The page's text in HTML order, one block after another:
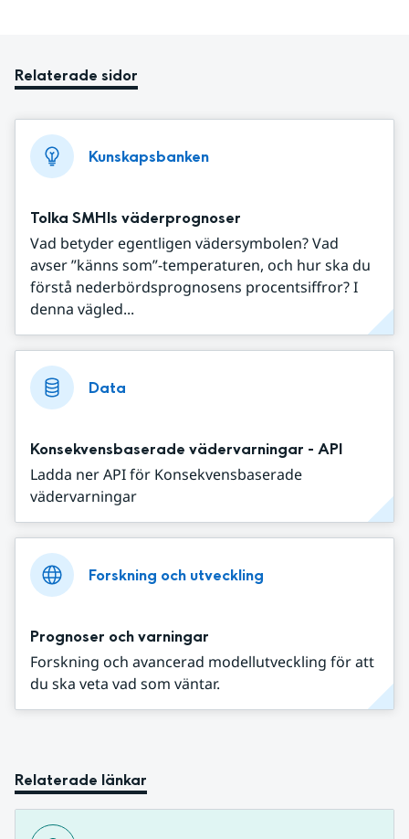
Relaterade sidor
Kunskapsbanken
Tolka SMHIs väderprognoser
Vad betyder egentligen vädersymbolen? Vad
avser ”känns som”-temperaturen, och hur ska du
förstå nederbördsprognosens procentsiffror? I
denna vägled...
Data
Konsekvensbaserade vädervarningar - API
Ladda ner API för Konsekvensbaserade
vädervarningar
Forskning och utveckling
Prognoser och varningar
Forskning och avancerad modellutveckling för att
du ska veta vad som väntar.
Relaterade länkar